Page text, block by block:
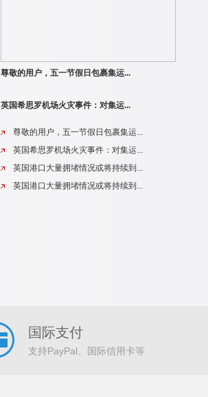
尊敬的用户，五一节假日包裹集运...
英国希思罗机场火灾事件：对集运...
尊敬的用户，五一节假日包裹集运...
英国希思罗机场火灾事件：对集运...
英国港口大量拥堵情况或将持续到...
英国港口大量拥堵情况或将持续到...
国际支付
支持PayPal、国际信用卡等